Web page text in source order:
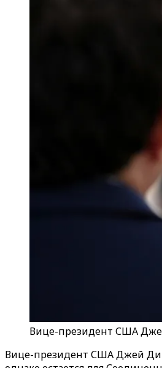
Вице-президент США
Вице-президент США Джей Ди